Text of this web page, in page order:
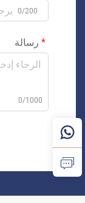
0/200
رسالة
0/1000